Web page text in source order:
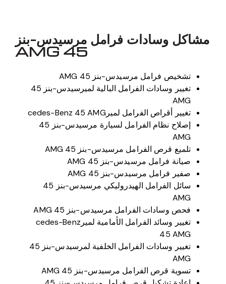
مشاكل وسادات فرامل مرسيدس-بنز
45 AMG
تشخيص فرامل مرسيدس-بنز 45 AMG
تغيير وسادات الفرامل البالية لميرسيدس-بنز 45
AMG
تغيير أقراص الفرامل لميرcedes-Benz 45 AMG
إصلاح نظام الفرامل لسيارة مرسيدس-بنز 45
AMG
تلميع قرص الفرامل مرسيدس-بنز 45 AMG
صيانة فرامل مرسيدس-بنز 45 AMG
صفير فرامل مرسيدس-بنز 45 AMG
سائل الفرامل الهيدروليكي مرسيدس-بنز 45
AMG
فحص وسادات الفرامل مرسيدس-بنز 45 AMG
تغيير وسائد الفرامل الأمامية لميرcedes-Benz
45 AMG
تغيير وسادات الفرامل الخلفية لمرسيدس-بنز 45
AMG
تسوية قرص الفرامل مرسيدس-بنز 45 AMG